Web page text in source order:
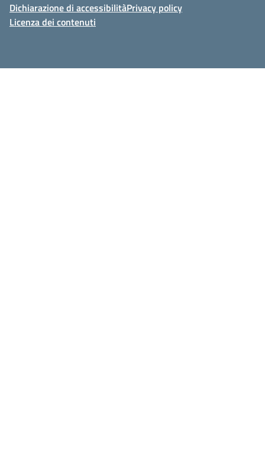
Dichiarazione di accessibilitàPrivacy policy
Licenza dei contenuti